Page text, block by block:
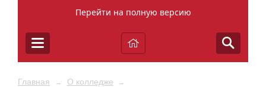
Перейти на полную версию
Главная → О колледже →